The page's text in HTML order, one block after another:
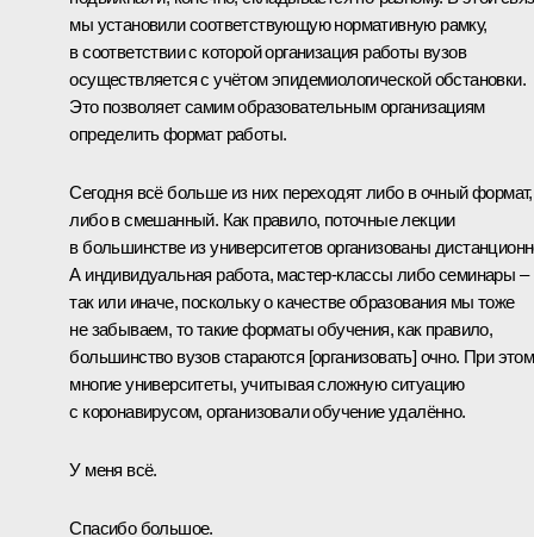
мы установили соответствующую нормативную рамку,
в соответствии с которой организация работы вузов
осуществляется с учётом эпидемиологической обстановки.
Это позволяет самим образовательным организациям
определить формат работы.
Сегодня всё больше из них переходят либо в очный формат,
либо в смешанный. Как правило, поточные лекции
в большинстве из университетов организованы
А индивидуальная работа, мастер-классы либо семинары –
так или иначе, поскольку о качестве образования мы тоже
не забываем, то такие форматы обучения, как правило,
большинство вузов стараются [организовать] очно. При этом
многие университеты, учитывая сложную ситуацию
с коронавирусом, организовали обучение удалённо.
У меня всё.
Спасибо большое.